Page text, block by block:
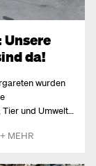
da!
wurden
Tier und Umwelt
+ MEHR